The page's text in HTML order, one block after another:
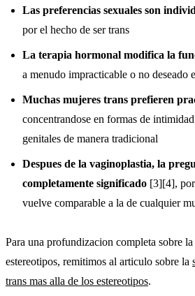
Las preferencias sexuales son
por el hecho de ser trans
La terapia hormonal modifica la
a menudo impracticable o no deseado
Muchas mujeres trans prefieren
concentrandose en formas de
genitales de manera tradicional
Despues de la vaginoplastia, la
completamente significado [3][4],
vuelve comparable a la de cualquier
Para una profundizacion completa sobre
estereotipos, remitimos al articulo sobre la
trans mas alla de los estereotipos.